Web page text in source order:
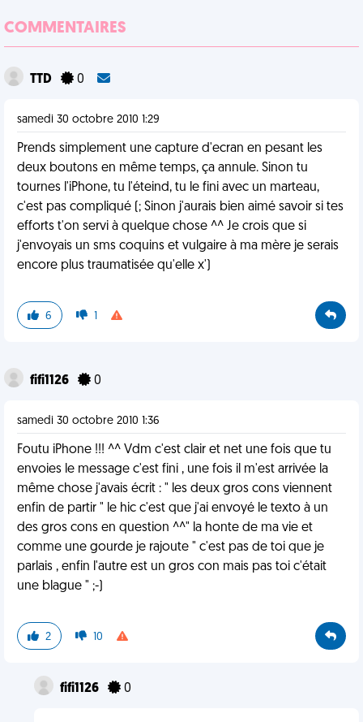
COMMENTAIRES
TTD 0
samedi 30 octobre 2010 1:29
Prends simplement une capture d'ecran en pesant les
deux boutons en même temps, ça annule. Sinon tu
tournes l'iPhone, tu l'éteind, tu le fini avec un marteau,
c'est pas compliqué (; Sinon j'aurais bien aimé savoir si tes
efforts t'on servi à quelque chose ^^ Je crois que si
j'envoyais un sms coquins et vulgaire à ma mère je serais
encore plus traumatisée qu'elle x')
6 1
fifi1126 0
samedi 30 octobre 2010 1:36
Foutu iPhone !!! ^^ Vdm c'est clair et net une fois que tu
envoies le message c'est fini , une fois il m'est arrivée la
même chose j'avais écrit : " les deux gros cons viennent
enfin de partir " le hic c'est que j'ai envoyé le texto à un
des gros cons en question ^^" la honte de ma vie et
comme une gourde je rajoute " c'est pas de toi que je
parlais , enfin l'autre est un gros con mais pas toi c'était
une blague " ;-)
2 10
fifi1126 0